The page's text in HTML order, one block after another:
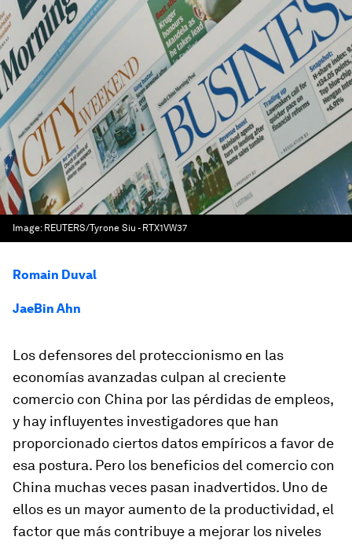
Image: REUTERS/Tyrone Siu - RTX1VW37
Romain Duval
JaeBin Ahn
Los defensores del proteccionismo en las
economías avanzadas culpan al creciente
comercio con China por las pérdidas de empleos,
y hay influyentes investigadores que han
proporcionado ciertos datos empíricos a favor de
esa postura. Pero los beneficios del comercio con
China muchas veces pasan inadvertidos. Uno de
ellos es un mayor aumento de la productividad, el
factor que más contribuye a mejorar los niveles